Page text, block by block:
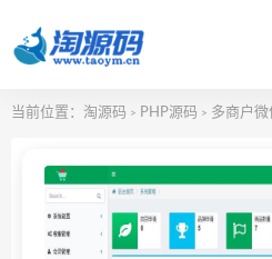
当前位置： 淘源码 > PHP源码 > 多商户